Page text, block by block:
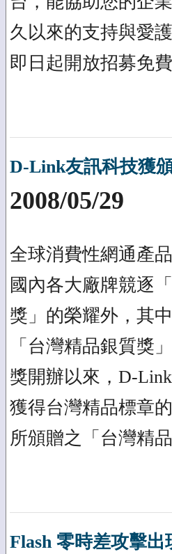
久以來的支持與愛
即日起開放招募免
D-Link友訊科技獲
2008/05/29
全球消費性網通產
國內各大廠牌競逐
獎」的榮耀外，其
「台灣精品銀質獎
獎開辦以來，D-
獲得台灣精品標章
所頒贈之「台灣精
Flash 零時差攻擊